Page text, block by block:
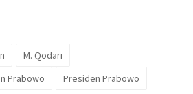
M. Qodari
Prabowo
Presiden Prabowo